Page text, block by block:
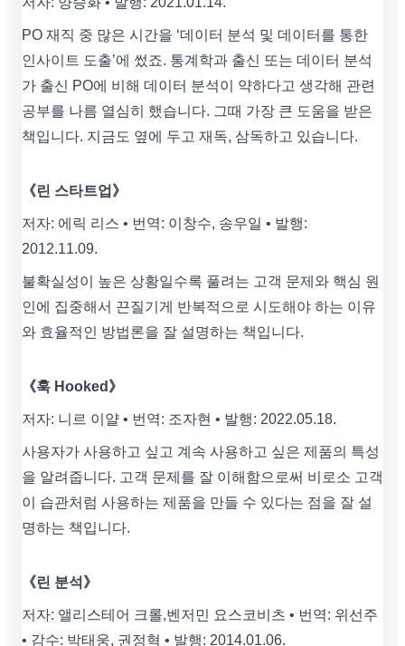
PO 재직 중 많은 시간을 ‘데이터 분석 및 데이터를 통한
인사이트 도출’에 썼죠. 통계학과 출신 또는 데이터 분석
가 출신 PO에 비해 데이터 분석이 약하다고 생각해 관련
공부를 나름 열심히 했습니다. 그때 가장 큰 도움을 받은
책입니다. 지금도 옆에 두고 재독, 삼독하고 있습니다.
《린 스타트업》
저자: 에릭 리스 • 번역: 이창수, 송우일 • 발행:
2012.11.09.
불확실성이 높은 상황일수록 풀려는 고객 문제와 핵심 원
인에 집중해서 끈질기게 반복적으로 시도해야 하는 이유
와 효율적인 방법론을 잘 설명하는 책입니다.
《훅 Hooked》
저자: 니르 이얄 • 번역: 조자현 • 발행: 2022.05.18.
사용자가 사용하고 싶고 계속 사용하고 싶은 제품의 특성
을 알려줍니다. 고객 문제를 잘 이해함으로써 비로소 고객
이 습관처럼 사용하는 제품을 만들 수 있다는 점을 잘 설
명하는 책입니다.
《린 분석》
저자: 앨리스테어 크롤,벤저민 요스코비츠 • 번역: 위선주
• 감수: 박태웅, 권정혁 • 발행: 2014.01.06.